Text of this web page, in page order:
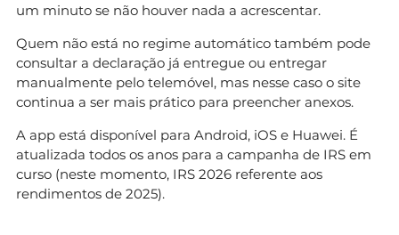
um minuto se não houver nada a acrescentar.
Quem não está no regime automático também pode
consultar a declaração já entregue ou entregar
manualmente pelo telemóvel, mas nesse caso o site
continua a ser mais prático para preencher anexos.
A app está disponível para Android, iOS e Huawei. É
atualizada todos os anos para a campanha de IRS em
curso (neste momento, IRS 2026 referente aos
rendimentos de 2025).